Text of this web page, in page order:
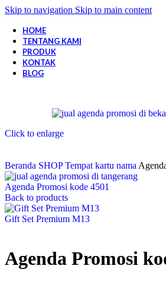
Skip to navigation Skip to main content
HOME
TENTANG KAMI
PRODUK
KONTAK
BLOG
Click to enlarge
Beranda SHOPTempat kartu nama
Agenda Promosi kode 4501
Back to products
Gift Set Premium M13
Agenda Promosi